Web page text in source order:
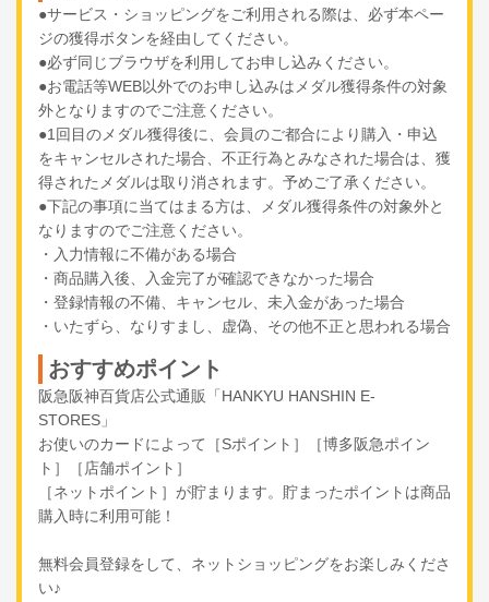
●サービス・ショッピングをご利用される際は、必ず本ペー
ジの獲得ボタンを経由してください。
●必ず同じブラウザを利用してお申し込みください。
●お電話等WEB以外でのお申し込みはメダル獲得条件の対象
外となりますのでご注意ください。
●1回目のメダル獲得後に、会員のご都合により購入・申込
をキャンセルされた場合、不正行為とみなされた場合は、獲
得されたメダルは取り消されます。予めご了承ください。
●下記の事項に当てはまる方は、メダル獲得条件の対象外と
なりますのでご注意ください。
・入力情報に不備がある場合
・商品購入後、入金完了が確認できなかった場合
・登録情報の不備、キャンセル、未入金があった場合
・いたずら、なりすまし、虚偽、その他不正と思われる場合
おすすめポイント
阪急阪神百貨店公式通販「HANKYU HANSHIN E-
STORES」
お使いのカードによって［Sポイント］［博多阪急ポイン
ト］［店舗ポイント］
［ネットポイント］が貯まります。貯まったポイントは商品
購入時に利用可能！
無料会員登録をして、ネットショッピングをお楽しみくださ
い♪